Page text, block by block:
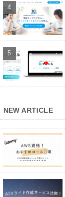
NEW ARTICLE